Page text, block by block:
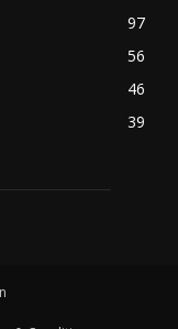
97
56
46
39